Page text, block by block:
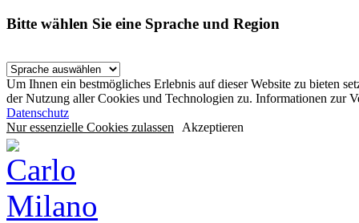
Bitte wählen Sie eine Sprache und Region
Um Ihnen ein bestmögliches Erlebnis auf dieser Website zu bieten
der Nutzung aller Cookies und Technologien zu. Informationen zur
Datenschutz
Nur essenzielle Cookies zulassen Akzeptieren